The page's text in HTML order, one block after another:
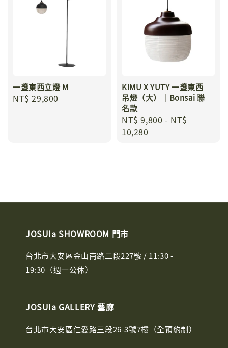
一盞東西立燈 M
Regular
NT$ 29,800
KIMU X YUTY 一盞東西
吊燈（大）｜Bonsai 聯
名款
Regular
price
NT$ 9,800 - NT$
10,280
JOSUIa SHOWROOM 門市
台北市大安區金山南路二段227號 / 11:30 -
19:30（週一公休）
JOSUIa GALLERY 藝廊
台北市大安區仁愛路三段26-3號7樓（全預約制）